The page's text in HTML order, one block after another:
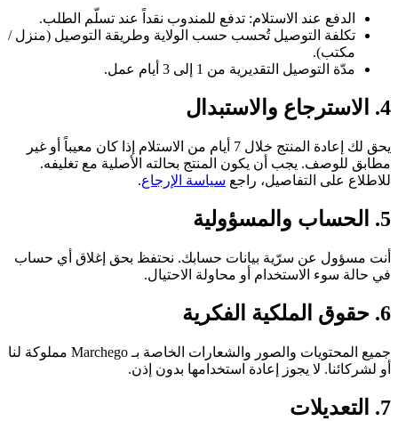
الدفع عند الاستلام: تدفع للمندوب نقداً عند تسلّم الطلب.
تكلفة التوصيل تُحسب حسب الولاية وطريقة التوصيل (منزل /
مكتب).
مدّة التوصيل التقديرية من 1 إلى 3 أيام عمل.
4. الاسترجاع والاستبدال
يحق لك إعادة المنتج خلال 7 أيام من الاستلام إذا كان معيباً أو غير
مطابق للوصف. يجب أن يكون المنتج بحالته الأصلية مع تغليفه.
للاطلاع على التفاصيل، راجع سياسة الإرجاع.
5. الحساب والمسؤولية
أنت مسؤول عن سرّية بيانات حسابك. نحتفظ بحق إغلاق أي حساب
في حالة سوء الاستخدام أو محاولة الاحتيال.
6. حقوق الملكية الفكرية
جميع المحتويات والصور والشعارات الخاصة بـ Marchego مملوكة لنا
أو لشركائنا. لا يجوز إعادة استخدامها بدون إذن.
7. التعديلات